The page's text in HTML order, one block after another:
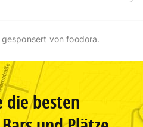
von foodora.
die besten